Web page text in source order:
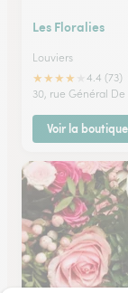
Les Floralies
Louviers
★★★★
4.4 (73)
30, rue Général De
Voir la boutique